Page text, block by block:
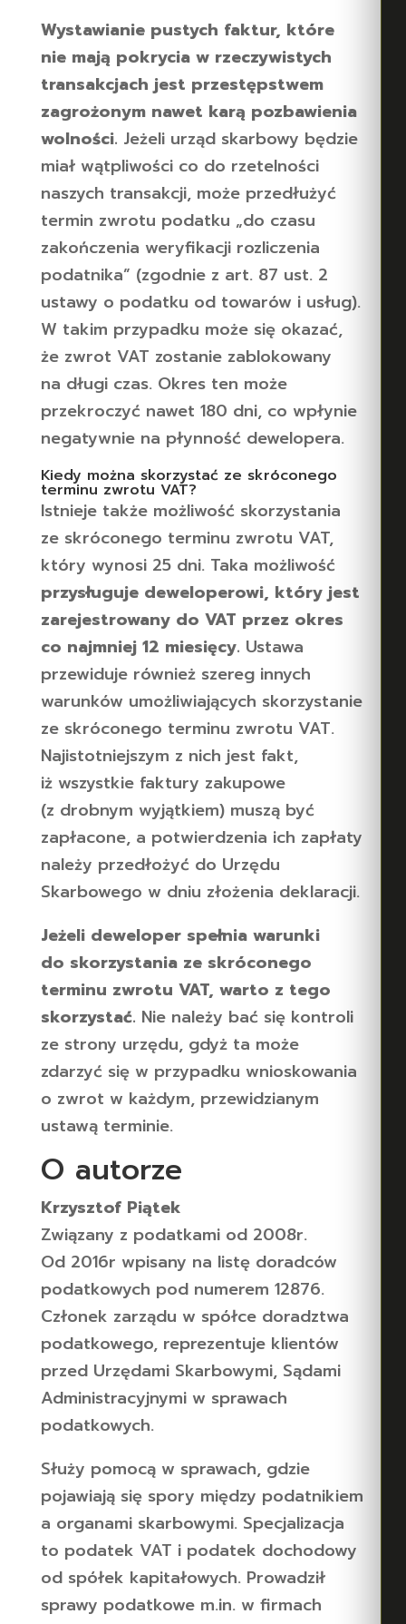
Wystawianie pustych faktur, które
nie mają pokrycia w rzeczywistych
transakcjach jest przestępstwem
zagrożonym nawet karą pozbawienia
wolności. Jeżeli urząd skarbowy będzie
miał wątpliwości co do rzetelności
naszych transakcji, może przedłużyć
termin zwrotu podatku „do czasu
zakończenia weryfikacji rozliczenia
podatnika” (zgodnie z art. 87 ust. 2
ustawy o podatku od towarów i usług).
W takim przypadku może się okazać,
że zwrot VAT zostanie zablokowany
na długi czas. Okres ten może
przekroczyć nawet 180 dni, co wpłynie
negatywnie na płynność dewelopera.
Kiedy można skorzystać ze skróconego
terminu zwrotu VAT?
Istnieje także możliwość skorzystania
ze skróconego terminu zwrotu VAT,
który wynosi 25 dni. Taka możliwość
przysługuje deweloperowi, który jest
zarejestrowany do VAT przez okres
co najmniej 12 miesięcy. Ustawa
przewiduje również szereg innych
warunków umożliwiających skorzystanie
ze skróconego terminu zwrotu VAT.
Najistotniejszym z nich jest fakt,
iż wszystkie faktury zakupowe
(z drobnym wyjątkiem) muszą być
zapłacone, a potwierdzenia ich zapłaty
należy przedłożyć do Urzędu
Skarbowego w dniu złożenia deklaracji.
Jeżeli deweloper spełnia warunki
do skorzystania ze skróconego
terminu zwrotu VAT, warto z tego
skorzystać. Nie należy bać się kontroli
ze strony urzędu, gdyż ta może
zdarzyć się w przypadku wnioskowania
o zwrot w każdym, przewidzianym
ustawą terminie.
O autorze
Krzysztof Piątek
Związany z podatkami od 2008r.
Od 2016r wpisany na listę doradców
podatkowych pod numerem 12876.
Członek zarządu w spółce doradztwa
podatkowego, reprezentuje klientów
przed Urzędami Skarbowymi, Sądami
Administracyjnymi w sprawach
podatkowych.
Służy pomocą w sprawach, gdzie
pojawiają się spory między podatnikiem
a organami skarbowymi. Specjalizacja
to podatek VAT i podatek dochodowy
od spółek kapitałowych. Prowadził
sprawy podatkowe m.in. w firmach